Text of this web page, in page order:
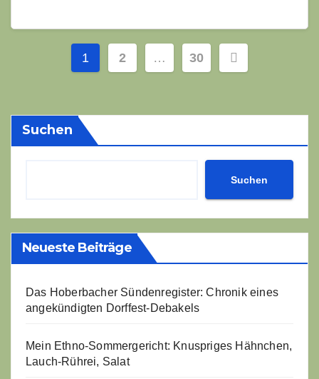
Seitennummerierung
Beiträge
1 2 … 30
Suchen
Suchen
Neueste Beiträge
Das Hoberbacher Sündenregister: Chronik eines
angekündigten Dorffest-Debakels
Mein Ethno-Sommergericht: Knuspriges Hähnchen,
Lauch-Rührei, Salat